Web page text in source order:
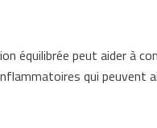
équilibrée peut aider à
qui peuvent